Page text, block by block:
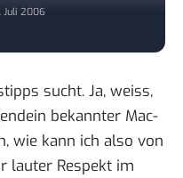
Juli 2006
sucht. Ja, weiss,
bekannter Mac-
wie kann ich also von
lauter Respekt im